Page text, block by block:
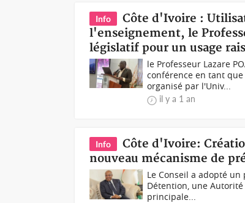
Info
Côte d'Ivoire :
l'enseignement, le
législatif pour un usage
le Professeur Lazare
conférence en tant
organisé par l'Univ...
il y a 1 an
Info
Côte d'Ivoire:
nouveau mécanisme de
Le Conseil a adopté
Détention, une
principale...